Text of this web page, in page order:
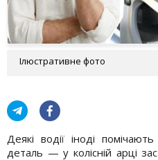
Ілюстративне фото
Деякі водії іноді
деталь — у колісній арці